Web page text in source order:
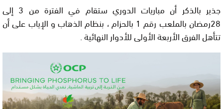
جذير بالذكر أن مباريات الدوري ستقام في الفترة من 3 إلى
28رمضان بالملعب رقم 1 بالحزام ، بنظام الذهاب و الإياب على أن
تتأهل الفرق الأربعة الأولى للأدوار النهائية .